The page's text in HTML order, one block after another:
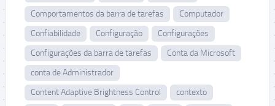
Comportamentos da barra de tarefas
Computador
Confiabilidade
Configuração
Configurações
Configurações da barra de tarefas
Conta da Microsoft
conta de Administrador
Content Adaptive Brightness Control
contexto